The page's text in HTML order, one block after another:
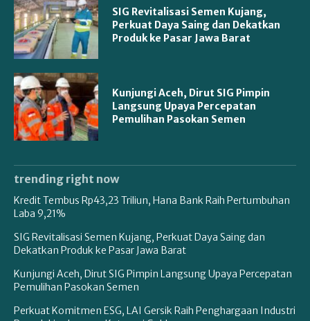
SIG Revitalisasi Semen Kujang,
Perkuat Daya Saing dan Dekatkan
Produk ke Pasar Jawa Barat
Kunjungi Aceh, Dirut SIG Pimpin
Langsung Upaya Percepatan
Pemulihan Pasokan Semen
trending right now
Kredit Tembus Rp43,23 Triliun, Hana Bank Raih Pertumbuhan
Laba 9,21%
SIG Revitalisasi Semen Kujang, Perkuat Daya Saing dan
Dekatkan Produk ke Pasar Jawa Barat
Kunjungi Aceh, Dirut SIG Pimpin Langsung Upaya Percepatan
Pemulihan Pasokan Semen
Perkuat Komitmen ESG, LAI Gersik Raih Penghargaan Industri